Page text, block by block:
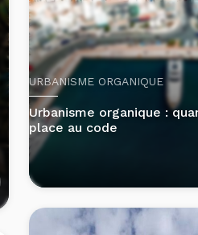
URBANISME ORGANIQUE
Urbanisme organique :
place au code